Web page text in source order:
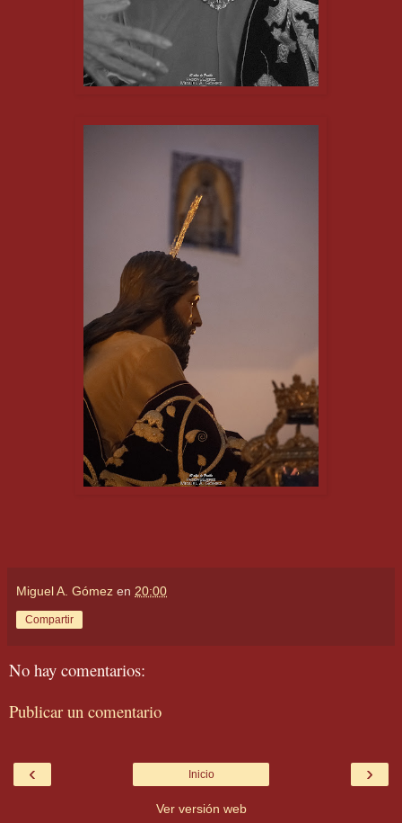
Miguel A. Gómez en 20:00
Compartir
No hay comentarios:
Publicar un comentario
‹ ›
Inicio
Ver versión web